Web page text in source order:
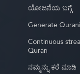
ಯೋಜನೆಯ ಬಗ್ಗೆ
Generate
Continuous
Quran
ನಮ್ಮನ್ನು ಕರೆ ಮಾಡಿ